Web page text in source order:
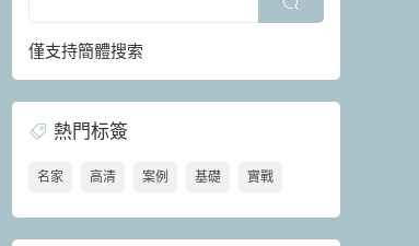
僅支持簡體搜索
熱門标簽
名家 高清 案例 基礎 實戰